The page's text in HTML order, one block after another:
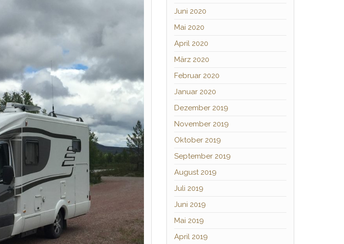
Juni 2020
Mai 2020
April 2020
März 2020
Februar 2020
Januar 2020
Dezember 2019
November 2019
Oktober 2019
September 2019
August 2019
Juli 2019
Juni 2019
Mai 2019
April 2019